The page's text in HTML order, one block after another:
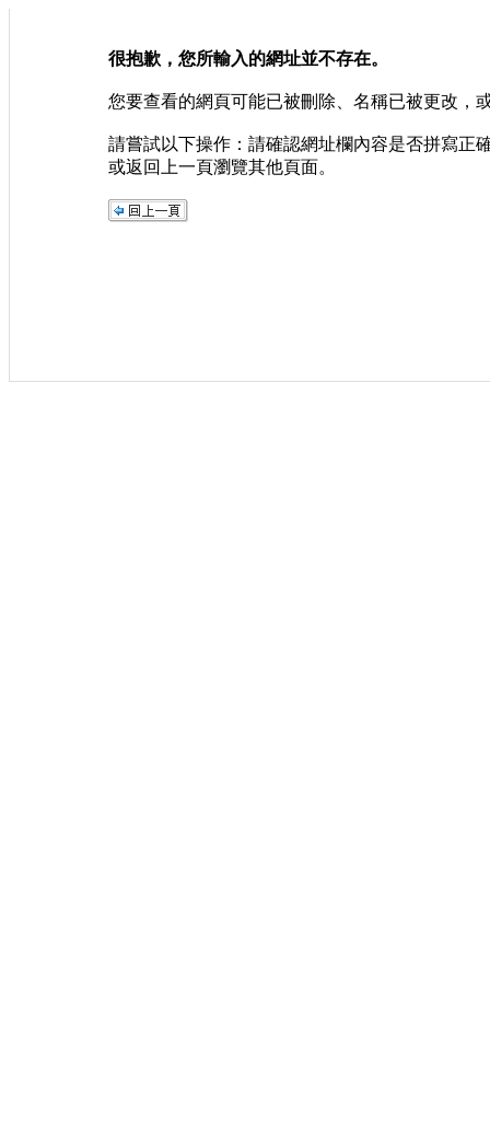
很抱歉，您所輸入的網址並不存在。
您要查看的網頁可能已被刪除、名稱已被更改，
請嘗試以下操作：請確認網址欄內容是否拼寫正
或返回上一頁瀏覽其他頁面。